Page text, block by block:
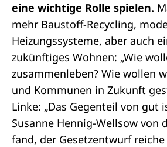
eine wichtige Rolle spielen.
mehr Baustoff-Recycling,
Heizungssysteme, aber auch
zukünftiges Wohnen: „Wie
zusammenleben? Wie wollen
und Kommunen in Zukunft
Linke: „Das Gegenteil von gut
Susanne Hennig-Wellsow von
fand, der Gesetzentwurf